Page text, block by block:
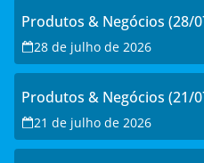
Produtos & Negócios (28/
28 de julho de 2026
Produtos & Negócios (21/
21 de julho de 2026